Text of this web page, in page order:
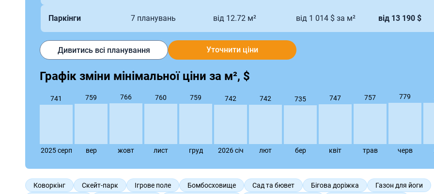
Паркінги 7 планувань від 12.72 м² від 1 014 $ за м² від 13 190 $
Дивитись всі планування Уточнити ціни
Графік зміни мінімальної ціни за м², $
741
2025 серп
759
вер
766
жовт
760
лист
759
груд
742
2026 сiч
742
лют
735
бер
747
квiт
757
трав
779
черв
Коворкінг Скейт-парк Ігрове поле Бомбосховище Сад та бювет Бігова доріжка
Газон для йоги